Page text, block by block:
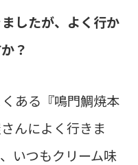
ましたが、よく行か
？
ある『鳴門鯛焼本
んによく行きま
いつもクリーム味